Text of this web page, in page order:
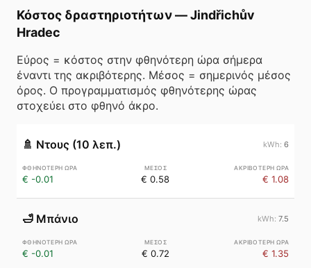
Κόστος δραστηριοτήτων—Jindřichův
Hradec
Εύρος = κόστος στην φθηνότερη ώρα σήμερα
έναντι της ακριβότερης. Μέσος = σημερινός μέσος
όρος. Ο προγραμματισμός φθηνότερης ώρας
στοχεύει στο φθηνό άκρο.
🚿 Ντους (10 λεπ.) 6
€ -0.01 € 0.58 € 1.08
🛁 Μπάνιο 7.5
€ -0.01 € 0.72 € 1.35